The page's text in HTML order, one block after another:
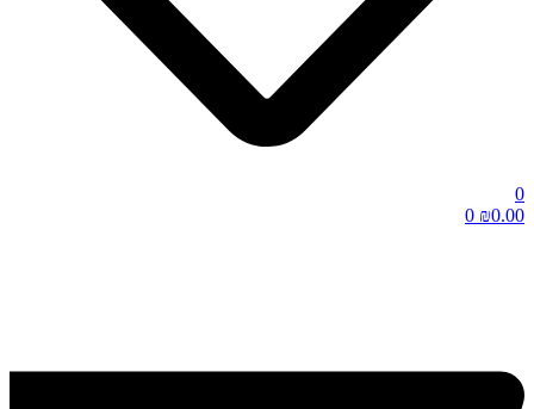
0
₪0.00
0